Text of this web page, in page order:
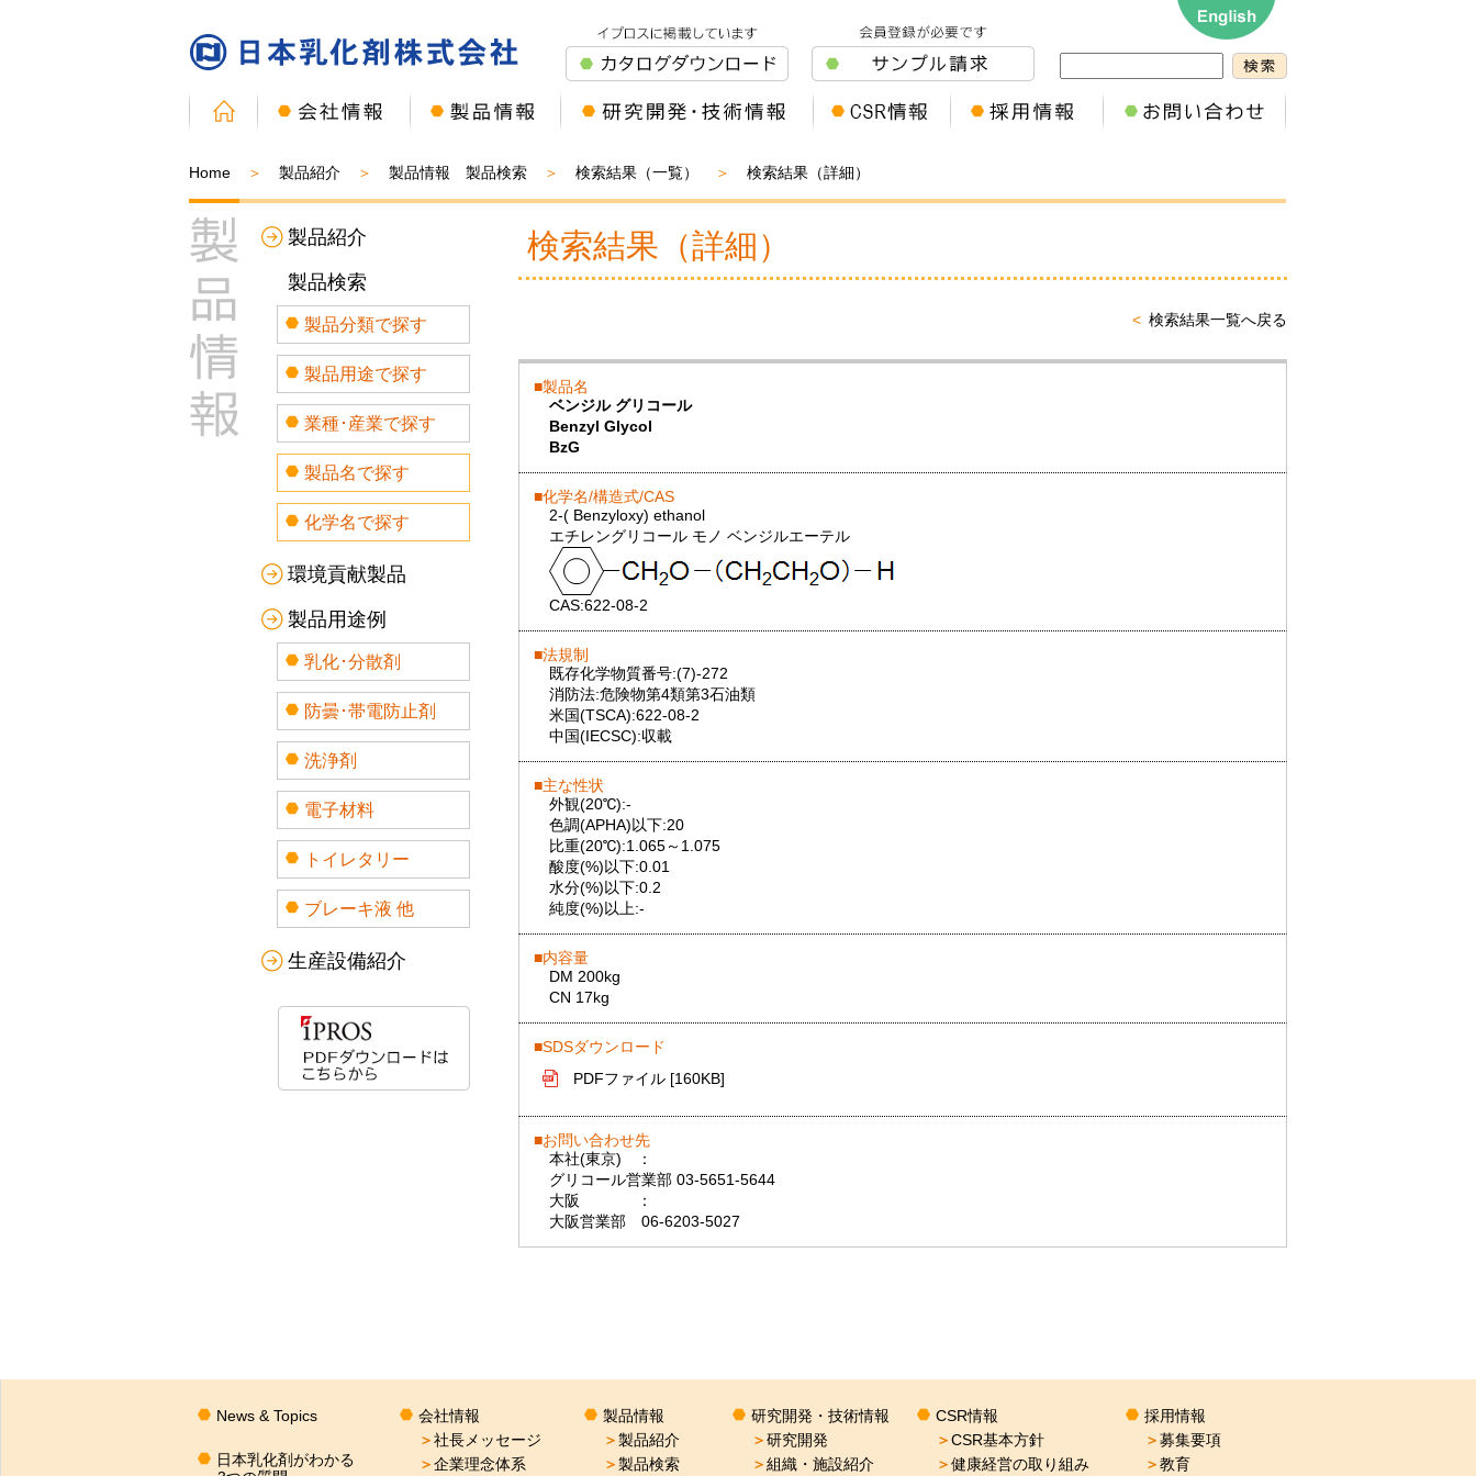
Home 製品紹介 製品情報 製品検索 検索結果（一覧） 検索結果（詳細）
製品紹介
製品検索
製品分類で探す
製品用途で探す
業種･産業で探す
製品名で探す
化学名で探す
環境貢献製品
製品用途例
乳化･分散剤
防曇･帯電防止剤
洗浄剤
電子材料
トイレタリー
ブレーキ液 他
生産設備紹介
検索結果（詳細）
検索結果一覧へ戻る
製品名
ベンジル グリコール
Benzyl Glycol
BzG
化学名/構造式/CAS
2-( Benzyloxy) ethanol
エチレングリコール モノ ベンジルエーテル
CAS:622-08-2
法規制
既存化学物質番号:(7)-272
消防法:危険物第4類第3石油類
米国(TSCA):622-08-2
中国(IECSC):収載
主な性状
外観(20℃):-
色調(APHA)以下:20
比重(20℃):1.065～1.075
酸度(%)以下:0.01
水分(%)以下:0.2
純度(%)以上:-
内容量
DM 200kg
CN 17kg
SDSダウンロード
PDFファイル [160KB]
お問い合わせ先
本社(東京)
：
グリコール営業部 03-5651-5644
大阪
：
大阪営業部 06-6203-5027
News & Topics
日本乳化剤がわかる
会社情報
＞社長メッセージ
＞企業理念体系
製品情報
＞製品紹介
＞製品検索
研究開発・技術情報
＞研究開発
＞組織・施設紹介
CSR情報
＞CSR基本方針
＞健康経営の取り組み
採用情報
＞募集要項
＞教育